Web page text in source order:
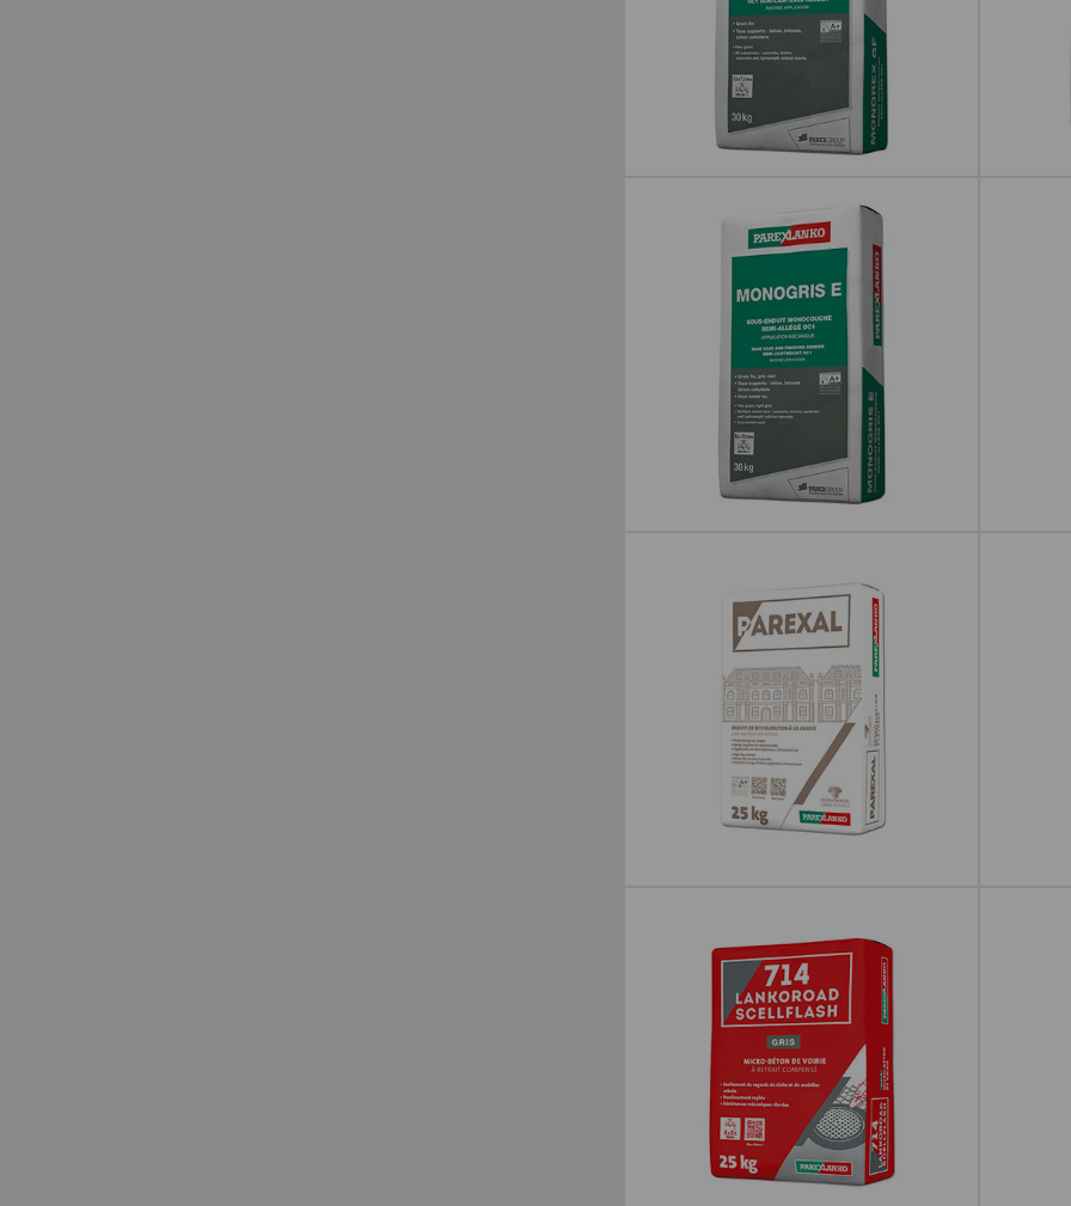
MONOGRIS E
ENDUIT DE RESTAURATION
PAREXAL 25KG